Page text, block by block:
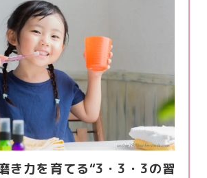
き力を育てる“3・3・3の習